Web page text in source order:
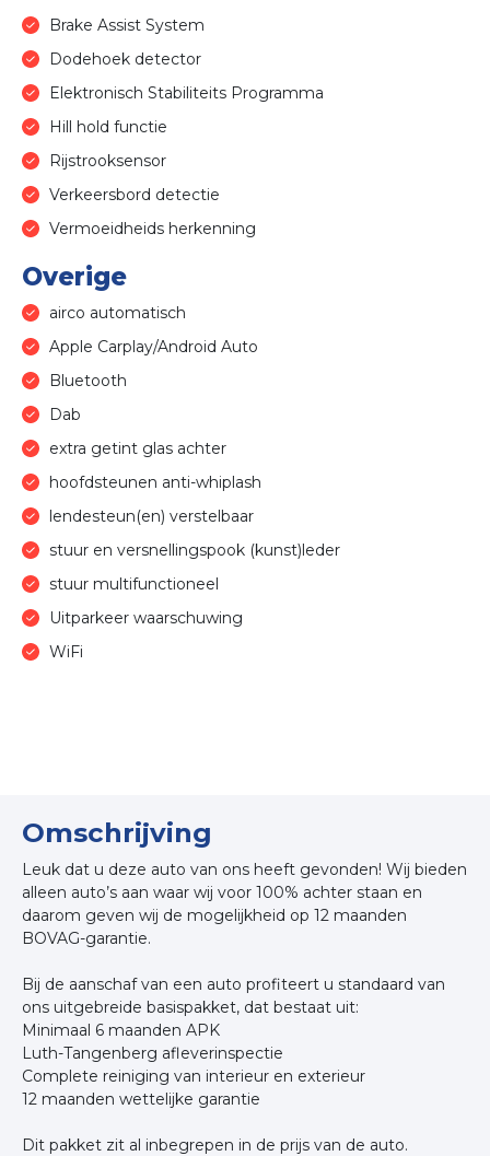
Brake Assist System
Dodehoek detector
Elektronisch Stabiliteits Programma
Hill hold functie
Rijstrooksensor
Verkeersbord detectie
Vermoeidheids herkenning
Overige
airco automatisch
Apple Carplay/Android Auto
Bluetooth
Dab
extra getint glas achter
hoofdsteunen anti-whiplash
lendesteun(en) verstelbaar
stuur en versnellingspook (kunst)leder
stuur multifunctioneel
Uitparkeer waarschuwing
WiFi
Omschrijving
Leuk dat u deze auto van ons heeft gevonden! Wij bieden
alleen auto’s aan waar wij voor 100% achter staan en
daarom geven wij de mogelijkheid op 12 maanden
BOVAG-garantie.
Bij de aanschaf van een auto profiteert u standaard van
ons uitgebreide basispakket, dat bestaat uit:
Minimaal 6 maanden APK
Luth-Tangenberg afleverinspectie
Complete reiniging van interieur en exterieur
12 maanden wettelijke garantie
Dit pakket zit al inbegrepen in de prijs van de auto.